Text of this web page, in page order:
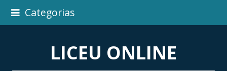
Categorias
LICEU ONLINE